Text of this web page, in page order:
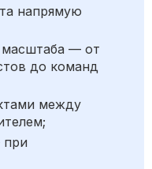
напрямую
масштаба — от
до команд
между
при